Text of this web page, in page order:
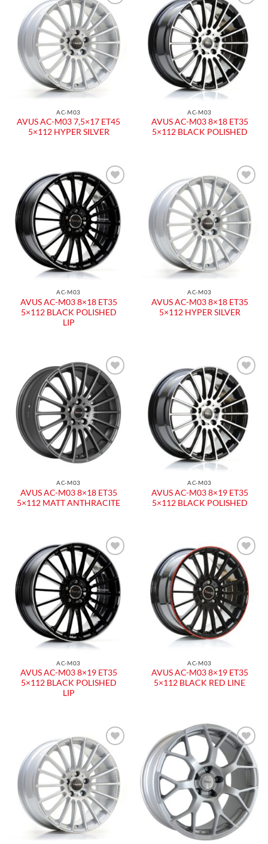
AC-M03
AVUS AC-M03 7,5×17 ET45
5×112 HYPER SILVER
AC-M03
AVUS AC-M03 8×18 ET35
5×112 BLACK POLISHED
AC-M03
AVUS AC-M03 8×18 ET35
5×112 BLACK POLISHED
LIP
AC-M03
AVUS AC-M03 8×18 ET35
5×112 HYPER SILVER
AC-M03
AVUS AC-M03 8×18 ET35
5×112 MATT ANTHRACITE
AC-M03
AVUS AC-M03 8×19 ET35
5×112 BLACK POLISHED
AC-M03
AVUS AC-M03 8×19 ET35
5×112 BLACK POLISHED
LIP
AC-M03
AVUS AC-M03 8×19 ET35
5×112 BLACK RED LINE